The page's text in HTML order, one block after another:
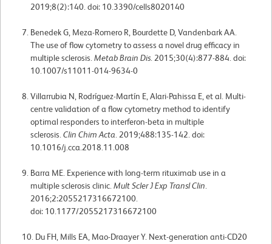
2019;8(2):140. doi: 10.3390/cells8020140
Benedek G, Meza-Romero R, Bourdette D, Vandenbark AA.
The use of flow cytometry to assess a novel drug efficacy in
multiple sclerosis.Metab Brain Dis. 2015;30(4):877-884. doi:
10.1007/s11011-014-9634-0
Villarrubia N, Rodríguez-Martín E, Alari-Pahissa E, et al. Multi-
centre validation of a flow cytometry method to identify
optimal responders to interferon-beta in multiple
sclerosis.Clin Chim Acta. 2019;488:135-142. doi:
10.1016/j.cca.2018.11.008
Barra ME. Experience with long-term rituximab use in a
multiple sclerosis clinic.Mult Scler J Exp Transl Clin.
2016;2:2055217316672100.
doi: 10.1177/2055217316672100
Du FH, Mills EA, Mao-Draayer Y. Next-generation anti-CD20